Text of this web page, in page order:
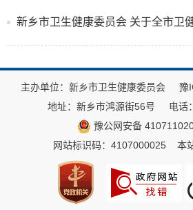
主办单位：新乡市卫生健康委员会
豫
地址：新乡市鸿源街56号
电话
豫公网安备
网站标识码：4107000025
本